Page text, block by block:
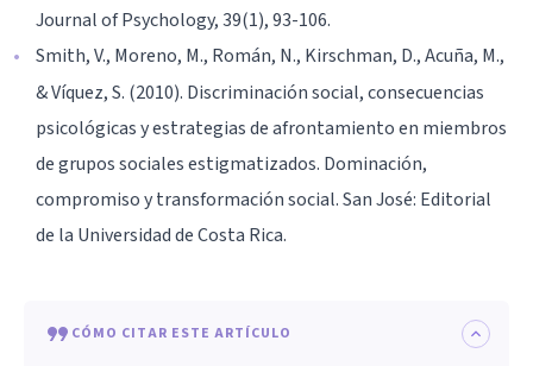
Journal of Psychology, 39(1), 93-106.
Smith, V., Moreno, M., Román, N., Kirschman, D., Acuña, M.,
& Víquez, S. (2010). Discriminación social, consecuencias
psicológicas y estrategias de afrontamiento en miembros
de grupos sociales estigmatizados. Dominación,
compromiso y transformación social. San José: Editorial
de la Universidad de Costa Rica.
CÓMO CITAR ESTE ARTÍCULO